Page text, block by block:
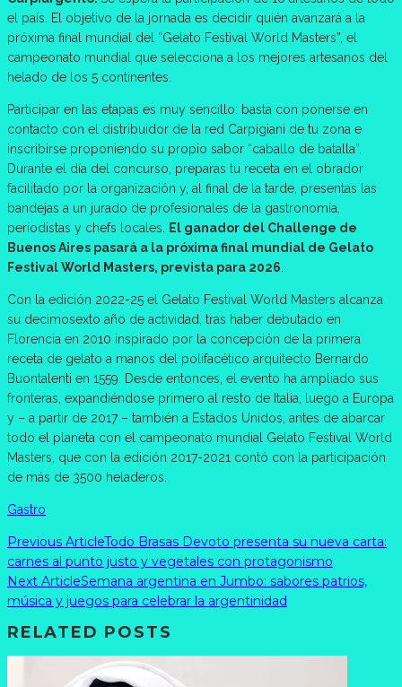
el país. El objetivo de la jornada es decidir quién avanzará a la
próxima final mundial del “Gelato Festival World Masters”, el
campeonato mundial que selecciona a los mejores artesanos del
helado de los 5 continentes.
Participar en las etapas es muy sencillo: basta con ponerse en
contacto con el distribuidor de la red Carpigiani de tu zona e
inscribirse proponiendo su propio sabor “caballo de batalla”.
Durante el día del concurso, preparas tu receta en el obrador
facilitado por la organización y, al final de la tarde, presentas las
bandejas a un jurado de profesionales de la gastronomía,
periodistas y chefs locales. El ganador del Challenge de
Buenos Aires pasará a la próxima final mundial de Gelato
Festival World Masters, prevista para 2026
Con la edición 2022-25 el Gelato Festival World Masters alcanza
su decimosexto año de actividad, tras haber debutado en
Florencia en 2010 inspirado por la concepción de la primera
receta de gelato a manos del polifacético arquitecto Bernardo
Buontalenti en 1559. Desde entonces, el evento ha ampliado sus
fronteras, expandiéndose primero al resto de Italia, luego a Europa
y – a partir de 2017 – también a Estados Unidos, antes de abarcar
todo el planeta con el campeonato mundial Gelato Festival World
Masters, que con la edición 2017-2021 contó con la participación
de más de 3500 heladeros.
Gastro
Previous ArticleTodo Brasas Devoto presenta su nueva carta:
carnes al punto justo y vegetales con protagonismo
Next ArticleSemana argentina en Jumbo: sabores patrios,
música y juegos para celebrar la argentinidad
RELATED POSTS